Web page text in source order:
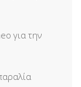
για την